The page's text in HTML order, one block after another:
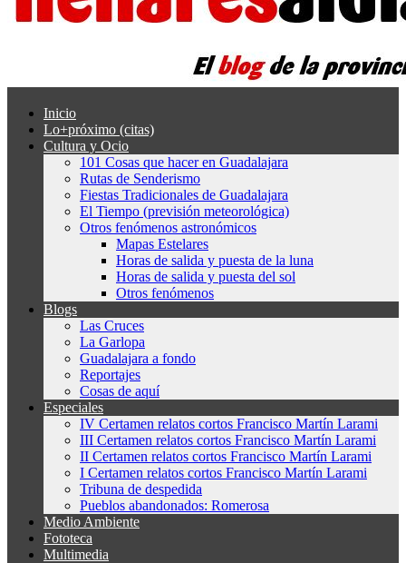
Inicio
Lo+próximo (citas)
Cultura y Ocio
101 Cosas que hacer en Guadalajara
Rutas de Senderismo
Fiestas Tradicionales de Guadalajara
El Tiempo (previsión meteorológica)
Otros fenómenos astronómicos
Mapas Estelares
Horas de salida y puesta de la luna
Horas de salida y puesta del sol
Otros fenómenos
Blogs
Las Cruces
La Garlopa
Guadalajara a fondo
Reportajes
Cosas de aquí
Especiales
IV Certamen relatos cortos Francisco Martín Larami
III Certamen relatos cortos Francisco Martín Larami
II Certamen relatos cortos Francisco Martín Larami
I Certamen relatos cortos Francisco Martín Larami
Tribuna de despedida
Pueblos abandonados: Romerosa
Medio Ambiente
Fototeca
Multimedia